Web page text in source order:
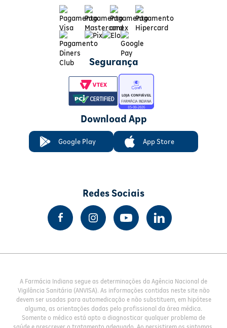
Segurança
Download App
Google Play App Store
Redes Sociais
A Farmácia Indiana segue as determinações da Agência Nacional de
Vigilância Sanitária (ANVISA). As informações contidas neste site não
devem ser usadas para automedicação e não substituem, em hipótese
alguma, as orientações dadas pelo profissional da área médica.
Somente o médico está apto a diagnosticar qualquer problema de